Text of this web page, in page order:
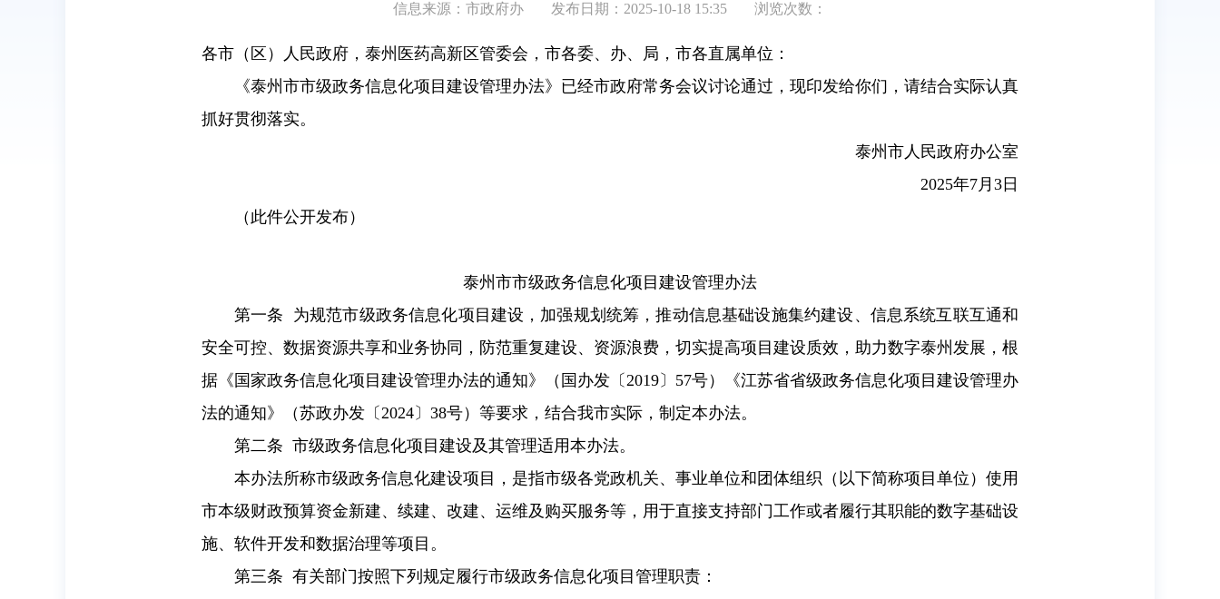
信息来源：市政府办 发布日期：2025-10-18 15:35 浏览次数：
各市（区）人民政府，泰州医药高新区管委会，市各委、办、局，市各直属单位：
《泰州市市级政务信息化项目建设管理办法》已经市政府常务会议讨论通过，现印发给你们，请结合实际认真
抓好贯彻落实。
泰州市人民政府办公室
2025年7月3日
（此件公开发布）
泰州市市级政务信息化项目建设管理办法
第一条 为规范市级政务信息化项目建设，加强规划统筹，推动信息基础设施集约建设、信息系统互联互通和
安全可控、数据资源共享和业务协同，防范重复建设、资源浪费，切实提高项目建设质效，助力数字泰州发展，根
据《国家政务信息化项目建设管理办法的通知》（国办发〔2019〕57号）《江苏省省级政务信息化项目建设管理办
法的通知》（苏政办发〔2024〕38号）等要求，结合我市实际，制定本办法。
第二条 市级政务信息化项目建设及其管理适用本办法。
本办法所称市级政务信息化建设项目，是指市级各党政机关、事业单位和团体组织（以下简称项目单位）使用
市本级财政预算资金新建、续建、改建、运维及购买服务等，用于直接支持部门工作或者履行其职能的数字基础设
施、软件开发和数据治理等项目。
第三条 有关部门按照下列规定履行市级政务信息化项目管理职责：